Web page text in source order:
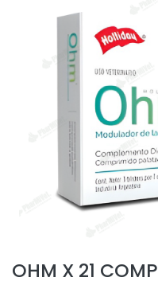
OHM X 21 COMP